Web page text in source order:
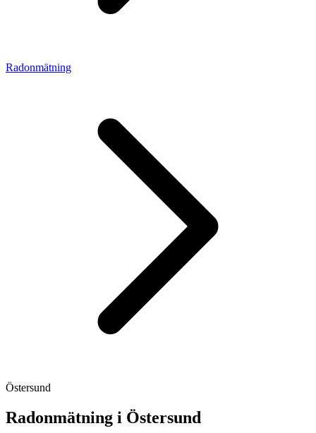
Radonmätning
Östersund
Radonmätning i Östersund